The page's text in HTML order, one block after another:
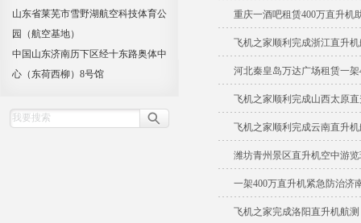
山东省莱芜市雪野湖航空科技体育公
园（航空基地）
中国山东济南历下区经十东路奥体中
心（东荷西柳）8号馆
重庆一酒吧租赁400万直升机
飞机之家顺利完成浙江直升
河北秦皇岛万达广场租赁一
飞机之家顺利完成山西太原
飞机之家顺利完成云南直升
潍坊青州景区直升机空中游
一架400万直升机紧急防治济
飞机之家完成洛阳直升机航测